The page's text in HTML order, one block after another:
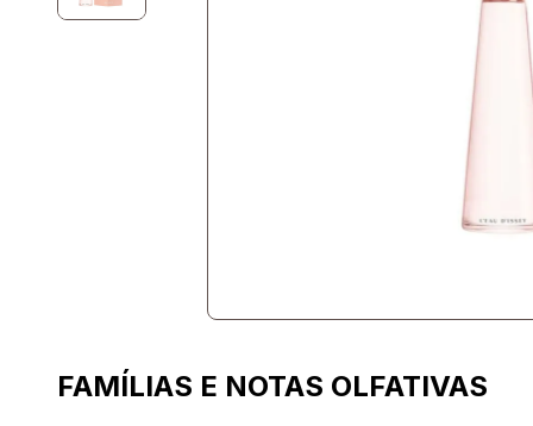
FAMÍLIAS E NOTAS OLFATIVAS